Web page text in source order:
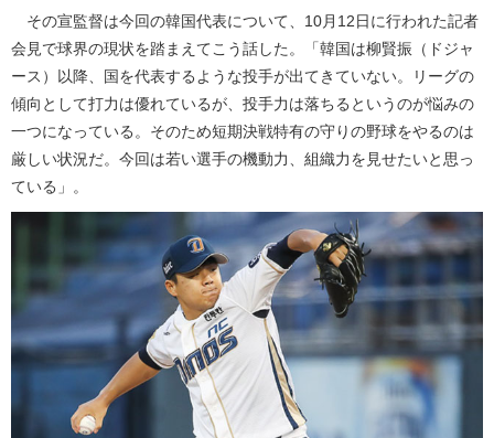
その宣監督は今回の韓国代表について、10月12日に行われた記者
会見で球界の現状を踏まえてこう話した。「韓国は柳賢振（ドジャ
ース）以降、国を代表するような投手が出てきていない。リーグの
傾向として打力は優れているが、投手力は落ちるというのが悩みの
一つになっている。そのため短期決戦特有の守りの野球をやるのは
厳しい状況だ。今回は若い選手の機動力、組織力を見せたいと思っ
ている」。